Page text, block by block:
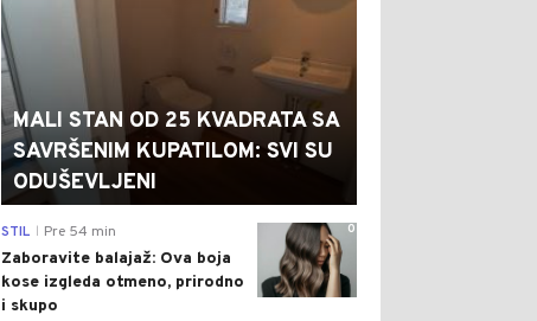
MALI STAN OD 25 KVADRATA SA
SAVRŠENIM KUPATILOM: SVI SU
ODUŠEVLJENI
0
STIL Pre 54 min
Zaboravite balajaž: Ova boja
kose izgleda otmeno, prirodno
i skupo